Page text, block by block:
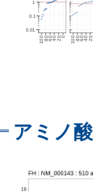
アミノ